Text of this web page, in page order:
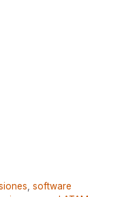
, software